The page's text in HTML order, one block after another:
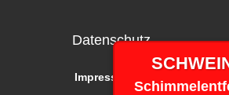
Datenschutz
Impressum